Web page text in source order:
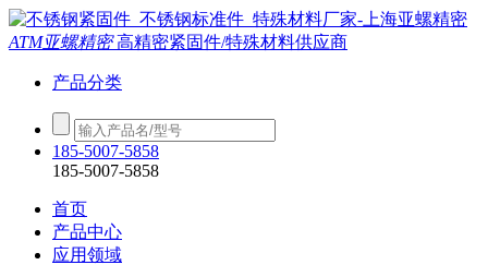
ATM亚螺精密高精密紧固件/特殊材料供应商
产品分类
185-5007-5858
185-5007-5858
首页
产品中心
应用领域